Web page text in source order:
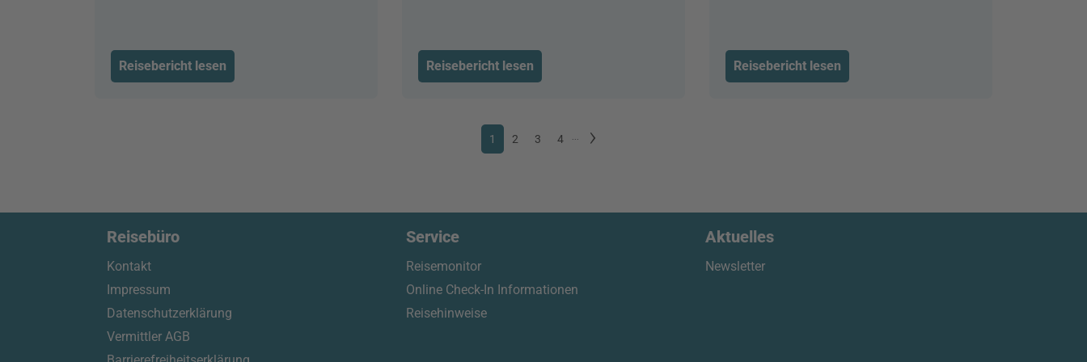
Reisebericht lesen Reisebericht lesen Reisebericht lesen
1 2 3 4
Reisebüro
Kontakt
Impressum
Datenschutzerklärung
Vermittler AGB
Service
Reisemonitor
Online Check-In Informationen
Reisehinweise
Aktuelles
Newsletter